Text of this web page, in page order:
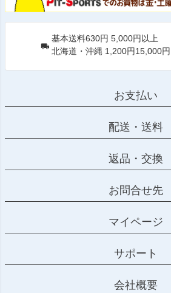
基本送料630円 5,000円以上
北海道・沖縄 1,200円15,000
お支払い
配送・送料
返品・交換
お問合せ先
マイページ
サポート
会社概要